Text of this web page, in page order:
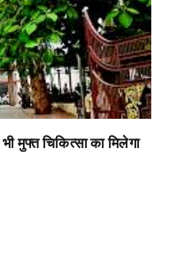
मुफ्त चिकित्सा का मिलेगा